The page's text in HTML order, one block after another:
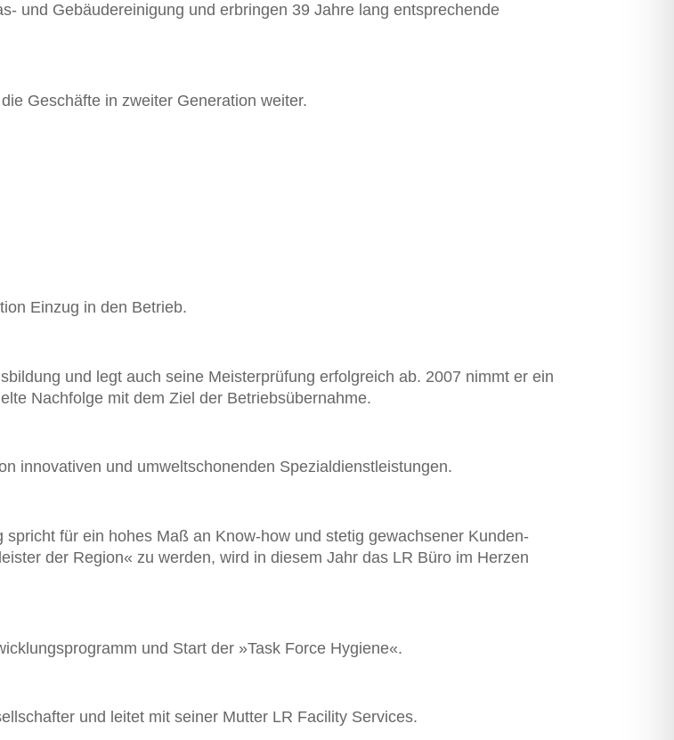
und Gebäude­reinigung und erbringen 39 Jahre lang entsprechende
Geschäfte in zweiter Generation weiter.
Einzug in den Betrieb.
und legt auch seine Meister­prüfung erfolgreich ab. 2007 nimmt er ein
Nach­folge mit dem Ziel der Betriebs­über­nahme.
innovativen und umwelt­schonenden Spezial­dienst­leistungen.
für ein hohes Maß an Know-how und stetig gewachsener Kunden­
der Region« zu werden, wird in diesem Jahr das LR Büro im Herzen
und Start der »Task Force Hygiene«.
und leitet mit seiner Mutter LR Facility Services.